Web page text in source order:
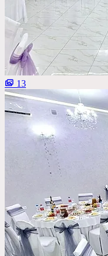
С живой музыкой
С панорамным видом
С детской комнатой
С шоу программой
Своя парковка
Показать189площадок
13